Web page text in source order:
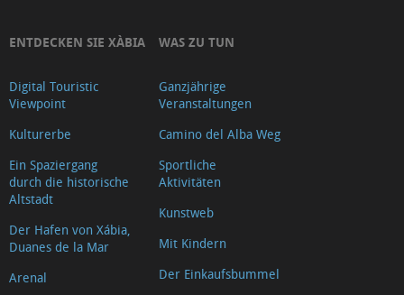
ENTDECKEN SIE XÀBIA
Digital Touristic
Viewpoint
Kulturerbe
Ein Spaziergang
durch die historische
Altstadt
Der Hafen von Xábia,
Duanes de la Mar
Arenal
WAS ZU TUN
Ganzjährige
Veranstaltungen
Camino del Alba Weg
Sportliche
Aktivitäten
Kunstweb
Mit Kindern
Der Einkaufsbummel